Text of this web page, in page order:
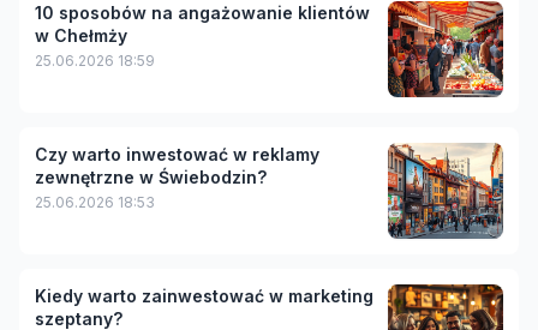
10 sposobów na angażowanie klientów
w Chełmży
25.06.2026 18:59
Czy warto inwestować w reklamy
zewnętrzne w Świebodzin?
25.06.2026 18:53
Kiedy warto zainwestować w marketing
szeptany?